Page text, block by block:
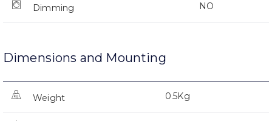
Dimming NO
Dimensions and Mounting
Weight 0.5Kg